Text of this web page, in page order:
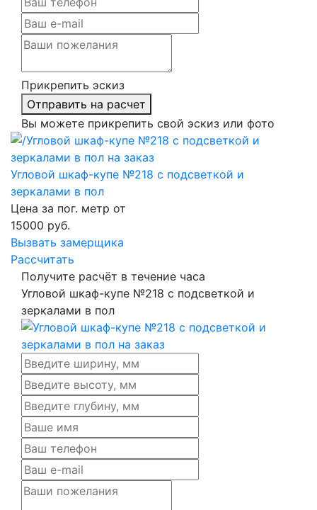
Прикрепить эскиз
Отправить на расчет
Вы можете прикрепить свой эскиз или фото
Угловой шкаф-купе №218 с подсветкой и
зеркалами в пол
Цена за пог. метр от
15000 руб.
Вызвать замерщика
Рассчитать
Получите расчёт в течение часа
Угловой шкаф-купе №218 с подсветкой и
зеркалами в пол